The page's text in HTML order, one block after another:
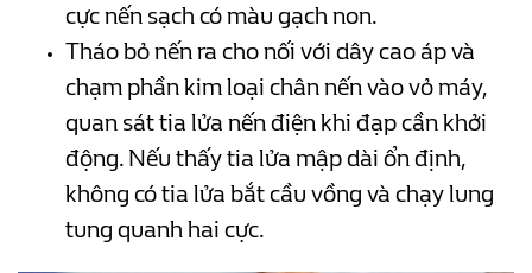
cực nến sạch có màu gạch non.
Tháo bỏ nến ra cho nối với dây cao áp và
chạm phần kim loại chân nến vào vỏ máy,
quan sát tia lửa nến điện khi đạp cần khởi
động. Nếu thấy tia lửa mập dài ổn định,
không có tia lửa bắt cầu vồng và chạy lung
tung quanh hai cực.